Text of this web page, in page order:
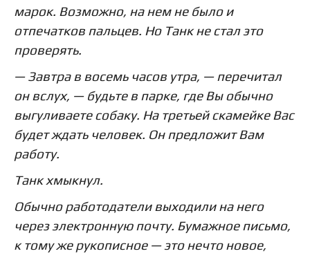
марок. Возможно, на нем не было и
отпечатков пальцев. Но Танк не стал это
проверять.
— Завтра в восемь часов утра, — перечитал
он вслух, — будьте в парке, где Вы обычно
выгуливаете собаку. На третьей скамейке Вас
будет ждать человек. Он предложит Вам
работу.
Танк хмыкнул.
Обычно работодатели выходили на него
через электронную почту. Бумажное письмо,
к тому же рукописное — это нечто новое,